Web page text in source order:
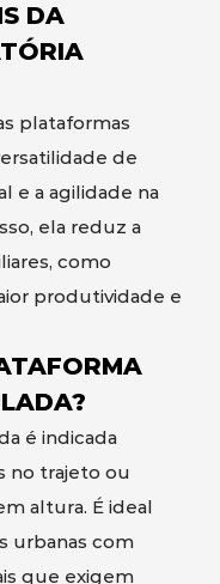
DA
plataformas
de
e a agilidade na
ela reduz a
como
produtividade e
é indicada
no trajeto ou
altura. É ideal
urbanas com
que exigem